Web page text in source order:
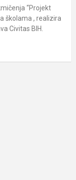
“Projekt
školama , realizira
Civitas BIH.